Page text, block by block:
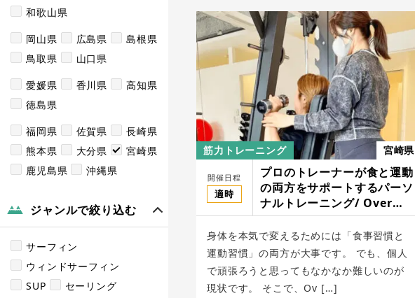
和歌山県
岡山県
広島県
島根県
鳥取県
山口県
愛媛県
香川県
高知県
徳島県
福岡県
佐賀県
長崎県
熊本県
大分県
宮崎県
鹿児島県
沖縄県
ジャンルで絞り込む
サーフィン
ウィンドサーフィン
SUP
セーリング
筋力トレーニング 宮崎県
開催日程
適時
プロのトレーナーが食と運動
の両方をサポートするパーソ
ナルトレーニング/ Over
Drive
身体を本気で変えるためには「食事習慣と
運動習慣」の両方が大事です。 でも、個人
で頑張ろうと思ってもなかなか難しいのが
現状です。 そこで、Ov […]